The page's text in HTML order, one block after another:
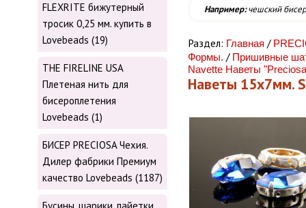
FLEXRITE бижутерный
тросик 0,25 мм. купить в
Lovebeads (19)
THE FIRELINE USA
Плетеная нить для
бисероплетения
Lovebeads (1)
БИСЕР PRECIOSA Чехия.
Дилер фабрики Премиум
качество Lovebeads (1187)
Например:чешский бисер
Раздел: Главная /
Формы. / Пришивные
Navette Наветы
Наветы 15х7мм.